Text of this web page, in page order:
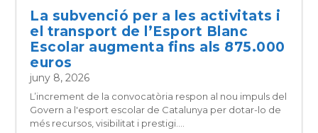
La subvenció per a les activitats i
el transport de l’Esport Blanc
Escolar augmenta fins als 875.000
euros
juny 8, 2026
L’increment de la convocatòria respon al nou impuls del
Govern a l'esport escolar de Catalunya per dotar-lo de
més recursos, visibilitat i prestigi....